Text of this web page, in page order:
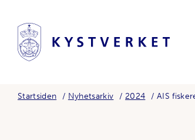
Startsiden Nyhetsarkiv 2024 AIS